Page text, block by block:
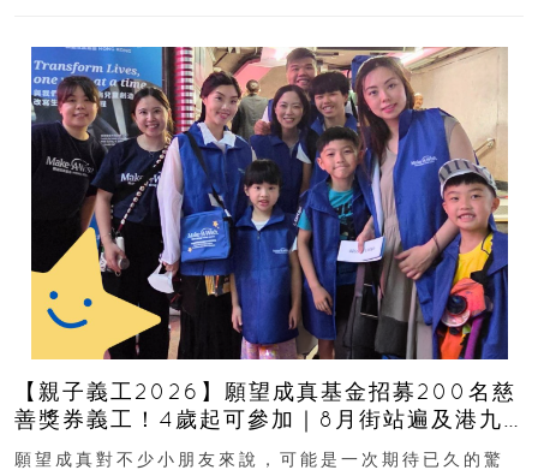
【親子義工2026】願望成真基金招募200名慈
善獎券義工！4歲起可參加｜8月街站遍及港九
新界
願望成真對不少小朋友來說，可能是一次期待已久的驚